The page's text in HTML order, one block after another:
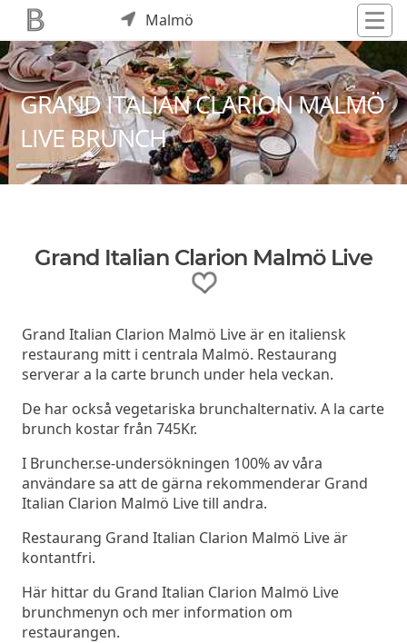
Malmö
GRAND ITALIAN CLARION MALMÖ
LIVE BRUNCH
Grand Italian Clarion Malmö Live
Grand Italian Clarion Malmö Live är en italiensk
restaurang mitt i centrala Malmö. Restaurang
serverar a la carte brunch under hela veckan.
De har också vegetariska brunchalternativ. A la carte
brunch kostar från 745Kr.
I Bruncher.se-undersökningen 100% av våra
användare sa att de gärna rekommenderar Grand
Italian Clarion Malmö Live till andra.
Restaurang Grand Italian Clarion Malmö Live är
kontantfri.
Här hittar du Grand Italian Clarion Malmö Live
brunchmenyn och mer information om
restaurangen.